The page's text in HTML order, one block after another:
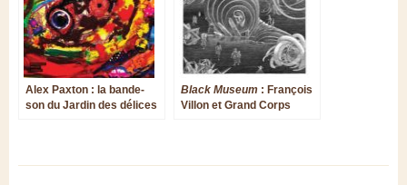
Alex Paxton : la bande-
son du Jardin des délices
Black Museum : François
Villon et Grand Corps